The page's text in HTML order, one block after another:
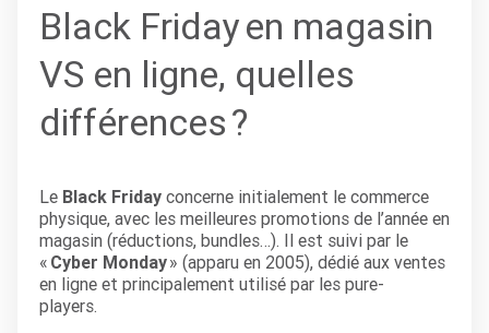
Black Friday en magasin
VS en ligne, quelles
différences ?
Le Black Friday concerne initialement le commerce
physique, avec les meilleures promotions de l’année en
magasin (réductions, bundles…). Il est suivi par le
« Cyber Monday» (apparu en 2005), dédié aux ventes
en ligne et principalement utilisé par les pure-
players.